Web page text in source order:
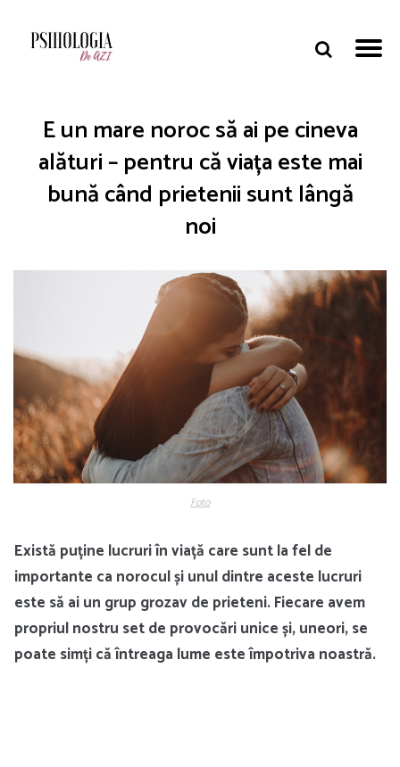
E un mare noroc să ai pe cineva
alături – pentru că viața este mai
bună când prietenii sunt lângă
noi
Foto
Există puține lucruri în viață care sunt la fel de
importante ca norocul și unul dintre aceste lucruri
este să ai un grup grozav de prieteni. Fiecare avem
propriul nostru set de provocări unice și, uneori, se
poate simți că întreaga lume este împotriva noastră.